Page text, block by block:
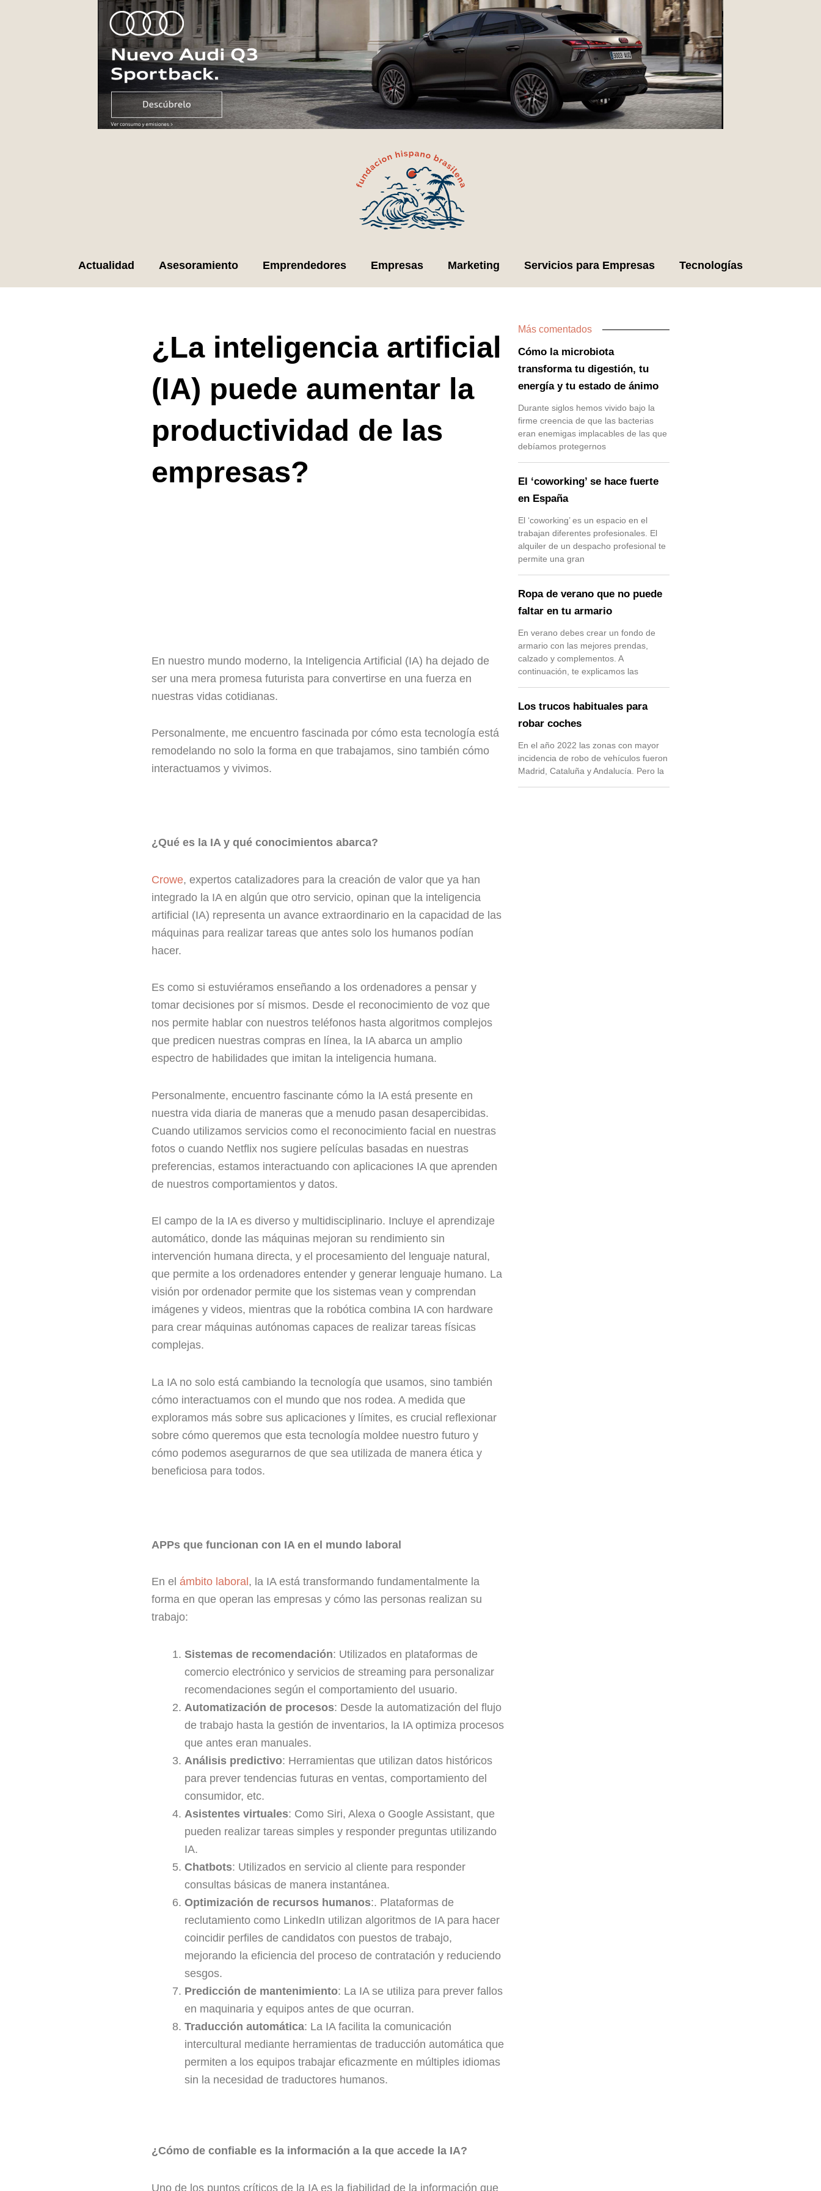
Actualidad Asesoramiento Emprendedores Empresas Marketing Servicios para Empresas Tecnologías
¿La inteligencia artificial
(IA) puede aumentar la
productividad de las
empresas?
En nuestro mundo moderno, la Inteligencia Artificial (IA) ha dejado de
ser una mera promesa futurista para convertirse en una fuerza en
nuestras vidas cotidianas.
Personalmente, me encuentro fascinada por cómo esta tecnología está
remodelando no solo la forma en que trabajamos, sino también cómo
interactuamos y vivimos.
¿Qué es la IA y qué conocimientos abarca?
Crowe, expertos catalizadores para la creación de valor que ya han
integrado la IA en algún que otro servicio, opinan que la inteligencia
artificial (IA) representa un avance extraordinario en la capacidad de las
máquinas para realizar tareas que antes solo los humanos podían
hacer.
Es como si estuviéramos enseñando a los ordenadores a pensar y
tomar decisiones por sí mismos. Desde el reconocimiento de voz que
nos permite hablar con nuestros teléfonos hasta algoritmos complejos
que predicen nuestras compras en línea, la IA abarca un amplio
espectro de habilidades que imitan la inteligencia humana.
Personalmente, encuentro fascinante cómo la IA está presente en
nuestra vida diaria de maneras que a menudo pasan desapercibidas.
Cuando utilizamos servicios como el reconocimiento facial en nuestras
fotos o cuando Netflix nos sugiere películas basadas en nuestras
preferencias, estamos interactuando con aplicaciones IA que aprenden
de nuestros comportamientos y datos.
El campo de la IA es diverso y multidisciplinario. Incluye el aprendizaje
automático, donde las máquinas mejoran su rendimiento sin
intervención humana directa, y el procesamiento del lenguaje natural,
que permite a los ordenadores entender y generar lenguaje humano. La
visión por ordenador permite que los sistemas vean y comprendan
imágenes y videos, mientras que la robótica combina IA con hardware
para crear máquinas autónomas capaces de realizar tareas físicas
complejas.
La IA no solo está cambiando la tecnología que usamos, sino también
cómo interactuamos con el mundo que nos rodea. A medida que
exploramos más sobre sus aplicaciones y límites, es crucial reflexionar
sobre cómo queremos que esta tecnología moldee nuestro futuro y
cómo podemos asegurarnos de que sea utilizada de manera ética y
beneficiosa para todos.
APPs que funcionan con IA en el mundo laboral
En elámbito laboral , la IA está transformando fundamentalmente la
forma en que operan las empresas y cómo las personas realizan su
trabajo:
Sistemas de recomendación: Utilizados en plataformas de
comercio electrónico y servicios de streaming para personalizar
recomendaciones según el comportamiento del usuario.
Automatización de procesos: Desde la automatización del flujo
de trabajo hasta la gestión de inventarios, la IA optimiza procesos
que antes eran manuales.
Análisis predictivo: Herramientas que utilizan datos históricos
para prever tendencias futuras en ventas, comportamiento del
consumidor, etc.
Asistentes virtuales: Como Siri, Alexa o Google Assistant, que
pueden realizar tareas simples y responder preguntas utilizando
IA.
Chatbots: Utilizados en servicio al cliente para responder
consultas básicas de manera instantánea.
Optimización de recursos humanos:. Plataformas de
reclutamiento como LinkedIn utilizan algoritmos de IA para hacer
coincidir perfiles de candidatos con puestos de trabajo,
mejorando la eficiencia del proceso de contratación y reduciendo
sesgos.
Predicción de mantenimiento: La IA se utiliza para prever fallos
en maquinaria y equipos antes de que ocurran.
Traducción automática: La IA facilita la comunicación
intercultural mediante herramientas de traducción automática que
permiten a los equipos trabajar eficazmente en múltiples idiomas
sin la necesidad de traductores humanos.
¿Cómo de confiable es la información a la que accede la IA?
Uno de los puntos críticos de la IA es la fiabilidad de la información que
Más comentados
Cómo la microbiota
transforma tu digestión, tu
energía y tu estado de ánimo
Durante siglos hemos vivido bajo la
firme creencia de que las bacterias
eran enemigas implacables de las que
debíamos protegernos
El ‘coworking’ se hace fuerte
en España
El ‘coworking’ es un espacio en el
trabajan diferentes profesionales. El
alquiler de un despacho profesional te
permite una gran
Ropa de verano que no puede
faltar en tu armario
En verano debes crear un fondo de
armario con las mejores prendas,
calzado y complementos. A
continuación, te explicamos las
Los trucos habituales para
robar coches
En el año 2022 las zonas con mayor
incidencia de robo de vehículos fueron
Madrid, Cataluña y Andalucía. Pero la